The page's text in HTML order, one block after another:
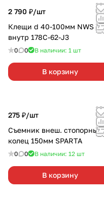
2 790 ₽/шт
Клещи d 40-100мм NWS
внутр 178С-62-J3
0 0 В наличии: 1 шт
В корзину
275 ₽/шт
Съемник внеш. стопорных
колец 150мм SPARTA
0 0 В наличии: 12 шт
В корзину